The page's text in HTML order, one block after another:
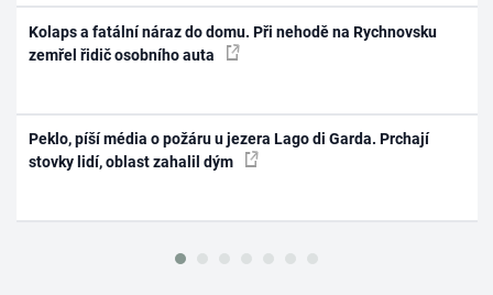
Kolaps a fatální náraz do domu. Při nehodě na Rychnovsku
zemřel řidič osobního auta
Peklo, píší média o požáru u jezera Lago di Garda. Prchají
stovky lidí, oblast zahalil dým